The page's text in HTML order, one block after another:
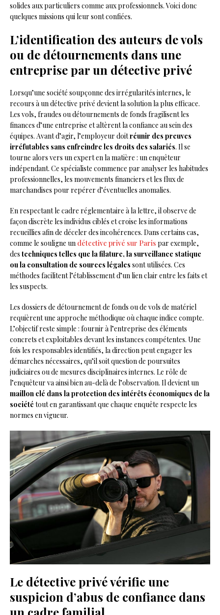
solides aux particuliers comme aux professionnels. Voici donc
quelques missions qui leur sont confiées.
L’identification des auteurs de vols
ou de détournements dans une
entreprise par un détective privé
Lorsqu’une société soupçonne des irrégularités internes, le
recours à un détective privé devient la solution la plus efficace.
Les vols, fraudes ou détournements de fonds fragilisent les
finances d’une entreprise et altèrent la confiance au sein des
équipes. Avant d’agir, l’employeur doitréunir des preuves
irréfutables sans enfreindre les droits des salariés. Il se
tourne alors vers un expert en la matière : un enquêteur
indépendant. Ce spécialiste commence par analyser les habitudes
professionnelles, les mouvements financiers et les flux de
marchandises pour repérer d’éventuelles anomalies.
En respectant le cadre réglementaire à la lettre, il observe de
façon discrète les individus ciblés et croise les informations
recueillies afin de déceler des incohérences. Dans certains cas,
comme le souligne un détective privé sur Paris par exemple,
des techniques telles que la filature, la surveillance statique
ou la consultation de sources légales sont utilisées. Ces
méthodes facilitent l’établissement d’un lien clair entre les faits et
les suspects.
Les dossiers de détournement de fonds ou de vols de matériel
requièrent une approche méthodique où chaque indice compte.
L’objectif reste simple : fournir à l’entreprise des éléments
concrets et exploitables devant les instances compétentes. Une
fois les responsables identifiés, la direction peut engager les
démarches nécessaires, qu’il soit question de poursuites
judiciaires ou de mesures disciplinaires internes. Le rôle de
l’enquêteur va ainsi bien au-delà de l’observation. Il devient un
maillon clé dans la protection des intérêts économiques de la
société tout en garantissant que chaque enquête respecte les
normes en vigueur.
Le détective privé vérifie une
suspicion d’abus de confiance dans
un cadre familial